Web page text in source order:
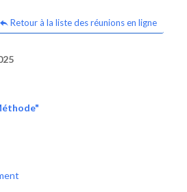
Retour à la liste des réunions en ligne